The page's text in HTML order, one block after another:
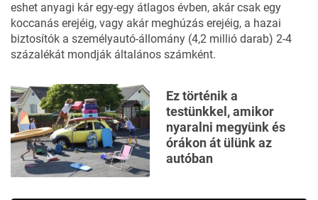
eshet anyagi kár egy-egy átlagos évben, akár csak egy
koccanás erejéig, vagy akár meghúzás erejéig, a hazai
biztosítók a személyautó-állomány (4,2 millió darab) 2-4
százalékát mondják általános számként.
Ez történik a
testünkkel, amikor
nyaralni megyünk és
órákon át ülünk az
autóban